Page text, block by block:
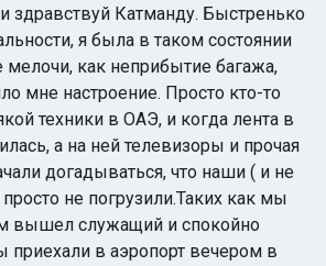
здравствуй Катманду. Быстренько
я была в таком состоянии
мелочи, как неприбытие багажа,
мне настроение. Просто кто-то
техники в ОАЭ, и когда лента в
а на ней телевизоры и прочая
догадываться, что наши ( и не
не погрузили.Таких как мы
вышел служащий и спокойно
в аэропорт вечером в